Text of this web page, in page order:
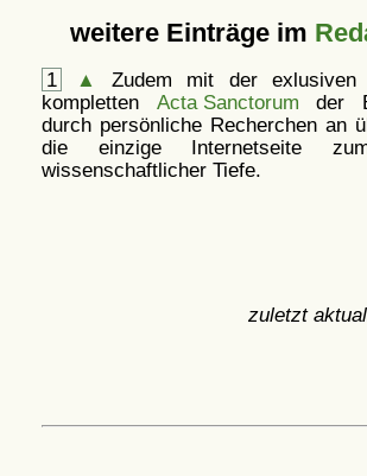
weitere Einträge im
1 ▲
Zudem mit der exlusiven
kompletten Acta Sanctorum der
durch persönliche Recherchen an
die einzige Internetseite
wissenschaftlicher Tiefe.
zuletzt